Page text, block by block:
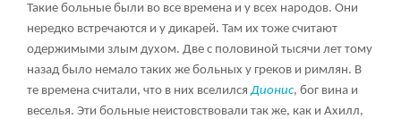
Такие больные были во все времена и у всех народов. Они
нередко встречаются и у дикарей. Там их тоже считают
одержимыми злым духом. Две с половиной тысячи лет тому
назад было немало таких же больных у греков и римлян. В
те времена считали, что в них вселился Дионис, бог вина и
веселья. Эти больные неистовствовали так же, как и Ахилл,